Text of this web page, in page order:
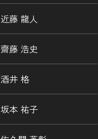
近藤 龍人
齋藤 浩史
酒井 格
坂本 祐子